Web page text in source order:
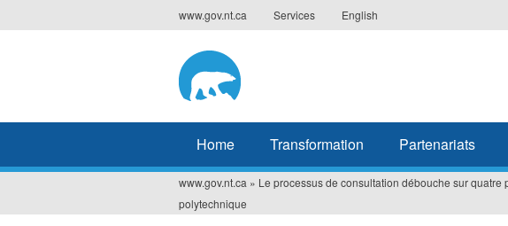
to
www.gov.nt.ca Services English
Home Transformation Partenariats
You
www.gov.nt.ca » Le processus de consultation débouche sur
polytechnique